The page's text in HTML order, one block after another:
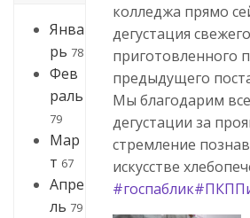
Янва
рь 78
Фев
раль
79
Мар
т 67
Апре
ль 79
колледжа прямо
дегустация
приготовленного
предыдущего
Мы благодарим
дегустации за
стремление
искусстве
#госпаблик